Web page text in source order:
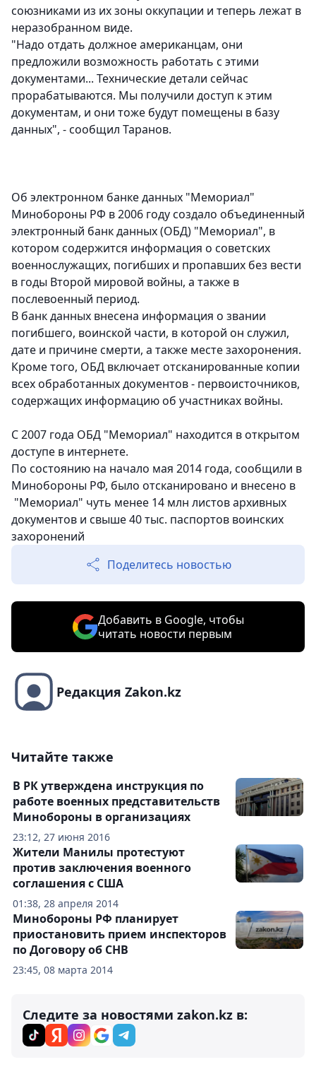
союзниками из их зоны оккупации и теперь лежат в
неразобранном виде.
"Надо отдать должное американцам, они
предложили возможность работать с этими
документами... Технические детали сейчас
прорабатываются. Мы получили доступ к этим
документам, и они тоже будут помещены в базу
данных", - сообщил Таранов.
Об электронном банке данных "Мемориал"
Минобороны РФ в 2006 году создало объединенный
электронный банк данных (ОБД) "Мемориал", в
котором содержится информация о советских
военнослужащих, погибших и пропавших без вести
в годы Второй мировой войны, а также в
послевоенный период.
В банк данных внесена информация о звании
погибшего, воинской части, в которой он служил,
дате и причине смерти, а также месте захоронения.
Кроме того, ОБД включает отсканированные копии
всех обработанных документов - первоисточников,
содержащих информацию об участниках войны.
С 2007 года ОБД "Мемориал" находится в открытом
доступе в интернете.
По состоянию на начало мая 2014 года, сообщили в
Минобороны РФ, было отсканировано и внесено в
"Мемориал" чуть менее 14 млн листов архивных
документов и свыше 40 тыс. паспортов воинских
захоронений
Поделитесь новостью
Добавить в Google, чтобы
читать новости первым
Редакция Zakon.kz
Читайте также
23:12, 27 июня 2016
В РК утверждена инструкция по
работе военных представительств
Минобороны в организациях
01:38, 28 апреля 2014
Жители Манилы протестуют
против заключения военного
соглашения с США
23:45, 08 марта 2014
Минобороны РФ планирует
приостановить прием инспекторов
по Договору об СНВ
Следите за новостями zakon.kz в: